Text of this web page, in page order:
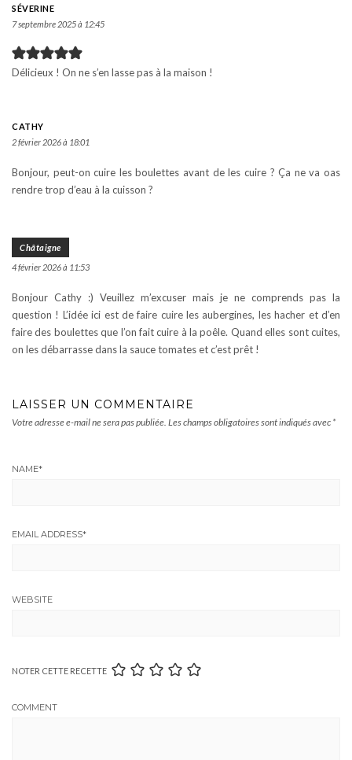
SÉVERINE
7 septembre 2025 à 12:45
Délicieux ! On ne s’en lasse pas à la maison !
CATHY
2 février 2026 à 18:01
Bonjour, peut-on cuire les boulettes avant de les cuire ? Ça ne va oas
rendre trop d’eau à la cuisson ?
Châtaigne
4 février 2026 à 11:53
Bonjour Cathy :) Veuillez m’excuser mais je ne comprends pas la
question ! L’idée ici est de faire cuire les aubergines, les hacher et d’en
faire des boulettes que l’on fait cuire à la poêle. Quand elles sont cuites,
on les débarrasse dans la sauce tomates et c’est prêt !
LAISSER UN COMMENTAIRE
Votre adresse e-mail ne sera pas publiée. Les champs obligatoires sont indiqués avec *
NAME*
EMAIL ADDRESS*
WEBSITE
NOTER CETTE RECETTE
COMMENT